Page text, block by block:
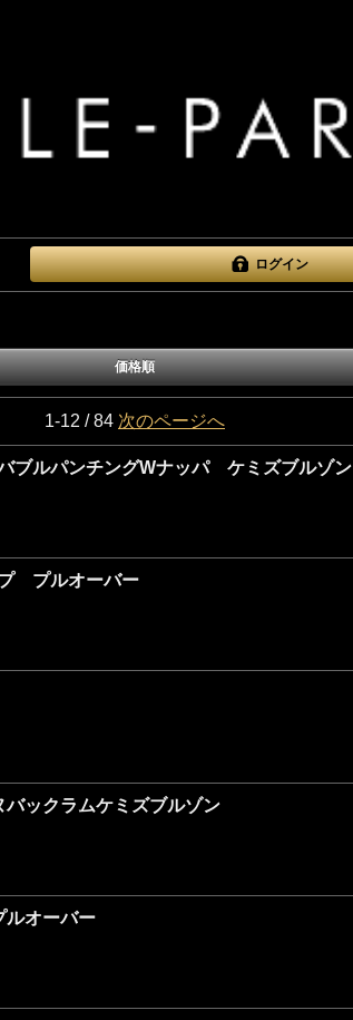
ログイン
価格順
1-12 / 84 次のページへ
ブルパンチングWナッパ ケミズブルゾン
プルオーバー
ックラムケミズブルゾン
オーバー